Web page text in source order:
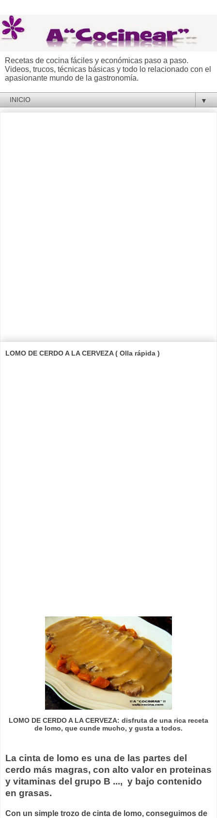
Recetas de cocina fáciles y económicas paso a paso.
Videos, trucos, técnicas básicas y todo lo relacionado con el
apasionante mundo de la gastronomía.
▼
LOMO DE CERDO A LA CERVEZA ( Olla rápida )
LOMO DE CERDO A LA CERVEZA: disfruta de una rica receta
de lomo, que cunde mucho, y gusta a todos.
La cinta de lomo es una de las partes del
cerdo más magras, con alto valor en proteinas
y vitaminas del grupo B ..., y bajo contenido
en grasas.
Con un simple trozo de cinta de lomo, conseguimos de